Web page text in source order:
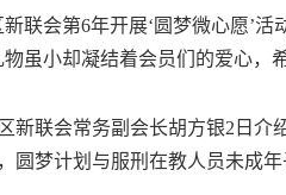
会第6年开展‘圆梦微心愿’活
虽小却凝结着会员们的爱心
联会常务副会长胡方银2日介
圆梦计划与服刑在教人员未成年